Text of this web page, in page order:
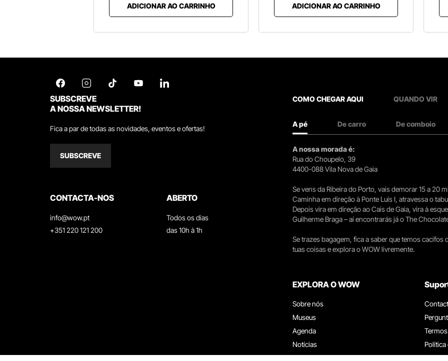
ADICIONAR AO CARRINHO ADICIONAR AO CARRINHO
SUBSCREVE
A NOSSA NEWSLETTER!
Fica a par de todas as novidades, eventos e ofertas!
SUBSCREVE
CONTACTA-NOS
info@wow.pt
+351 220 121 200
ABERTO
Todos os dias
das 10h à 1h
COMO CHEGAR AQUI QUANDO VIR
A pé De carro De comboio
A nossa morada é:
Rua do Choupelo, 39
4400-088 Vila Nova de Gaia
Se vens da Ribeira do Porto, vais demorar 15 a 20
Caminha em direção à Ponte Luís I, atravessa o
Depois vira em direção ao Cais de Gaia, vira à
Guilherme Braga – aí encontrarás já o The
Se trazes bagagem, fica a saber que temos
tuas coisas e explora o WOW livremente.
EXPLORA O WOW
Sobre nós
Museus
Agenda
Notícias
Restaurantes
Política